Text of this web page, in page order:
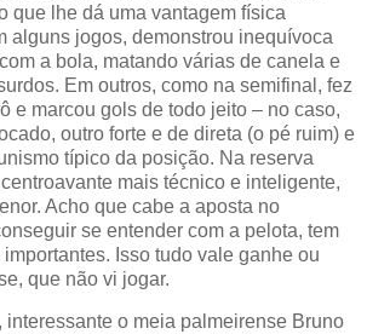
que lhe dá uma vantagem física
alguns jogos, demonstrou inequívoca
a bola, matando várias de canela e
Em outros, como na semifinal, fez
e marcou gols de todo jeito – no caso,
outro forte e de direta (o pé ruim) e
típico da posição. Na reserva
mais técnico e inteligente,
Acho que cabe a aposta no
se entender com a pelota, tem
Isso tudo vale ganhe ou
que não vi jogar.
interessante o meia palmeirense Bruno